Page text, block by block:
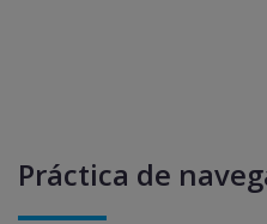
Práctica de